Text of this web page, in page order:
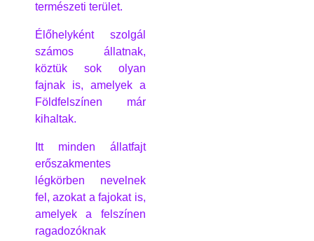
természeti terület.
Élőhelyként szolgál
számos állatnak,
köztük sok olyan
fajnak is, amelyek a
Földfelszínen már
kihaltak.
Itt minden állatfajt
erőszakmentes
légkörben nevelnek
fel, azokat a fajokat is,
amelyek a felszínen
ragadozóknak